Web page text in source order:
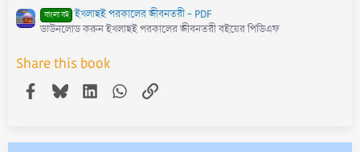
বাংলা বই ইখলাছই পরকালের জীবনতরী - PDF
ডাউনলোড করুন ইখলাছই পরকালের জীবনতরী বইয়ের পিডিএফ
Share this book
Facebook
BlueskyLinkedInWhatsApp
Link